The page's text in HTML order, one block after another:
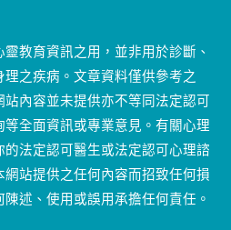
教育資訊之用，並非用於診斷、
之疾病。文章資料僅供參考之
內容並未提供亦不等同法定認可
全面資訊或專業意見。有關心理
法定認可醫生或法定認可心理諮
站提供之任何內容而招致任何損
述、使用或誤用承擔任何責任。